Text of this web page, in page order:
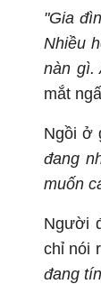
"Gia
Nhiều
nàn gì.
mắt
Ngồi ở
đang
muốn
Người
chỉ nói
đang